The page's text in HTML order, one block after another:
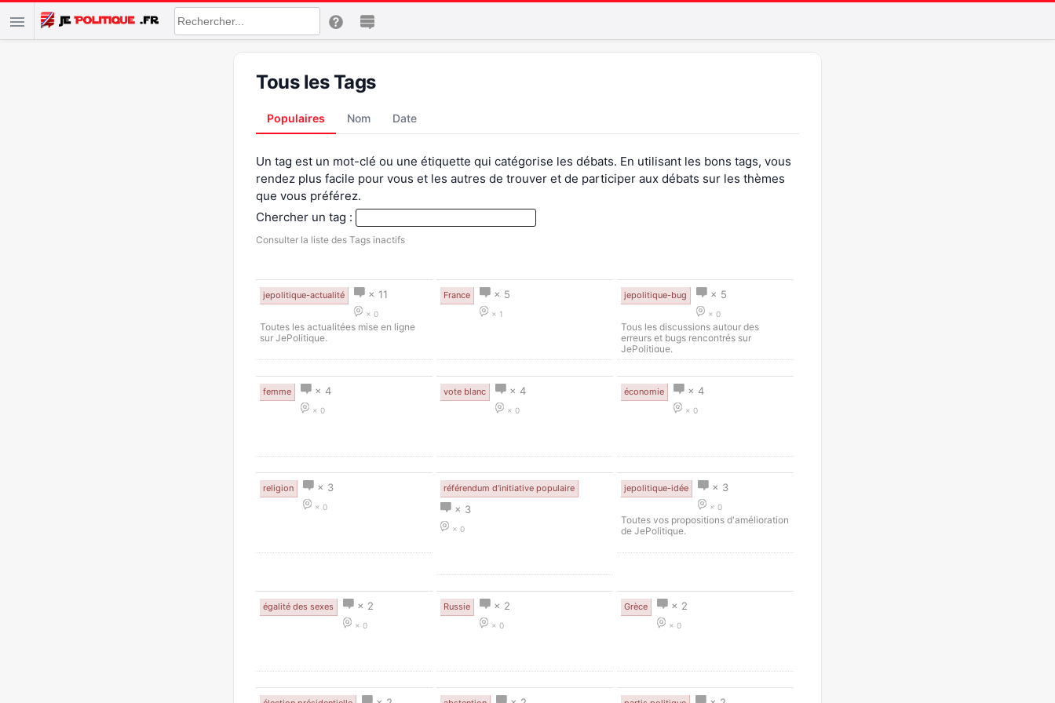
Tous les Tags
Populaires Nom Date
Un tag est un mot-clé ou une étiquette qui catégorise les débats. En utilisant les bons tags, vous
rendez plus facile pour vous et les autres de trouver et de participer aux débats sur les thèmes
que vous préférez.
Chercher un tag :
Consulter la liste des Tags inactifs
jepolitique-actualité × 11
× 0
Toutes les actualitées mise en ligne
sur JePolitique.
France × 5
× 1
jepolitique-bug × 5
× 0
Tous les discussions autour des
erreurs et bugs rencontrés sur
JePolitique.
femme × 4
× 0
vote blanc × 4
× 0
économie × 4
× 0
religion × 3
× 0
référendum d'initiative populaire
× 3
× 0
jepolitique-idée × 3
× 0
Toutes vos propositions d'amélioration
de JePolitique.
égalité des sexes × 2
× 0
Russie × 2
× 0
Grèce × 2
× 0